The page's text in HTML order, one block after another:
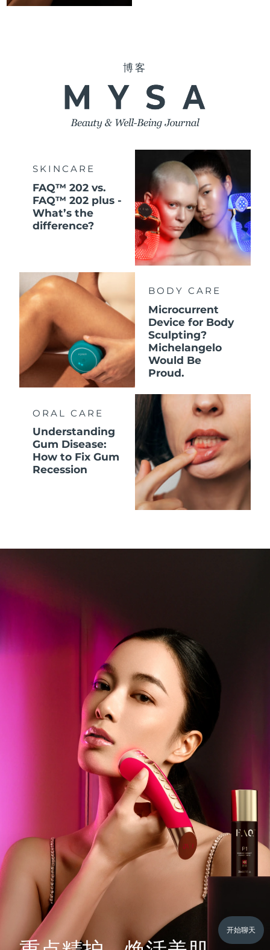
博客
SKINCARE
FAQ™ 202 vs.
FAQ™ 202 plus -
What’s the
difference?
BODY CARE
Microcurrent
Device for Body
Sculpting?
Michelangelo
Would Be
Proud.
ORAL CARE
Understanding
Gum Disease:
How to Fix Gum
Recession
开始聊天